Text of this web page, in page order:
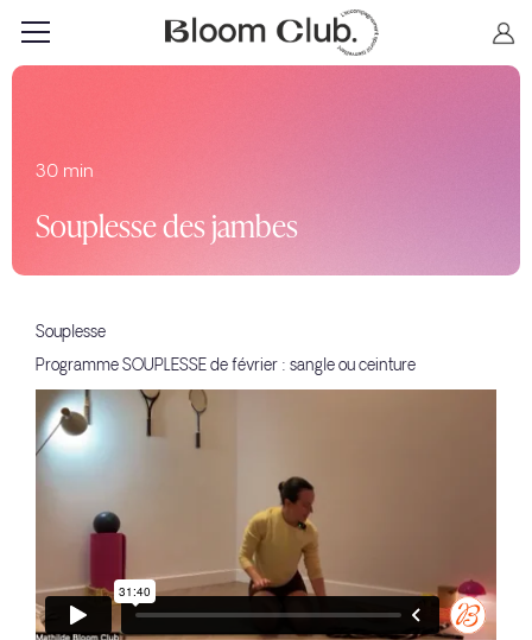
30 min
Souplesse des jambes
Souplesse
Programme SOUPLESSE de février : sangle ou ceinture